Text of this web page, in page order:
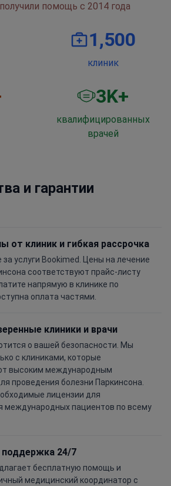
помощь с 2014 года
1,500
клиник
3K+
квалифицированных
врачей
и гарантии
от клиник и гибкая рассрочка
за услуги Bookimed. Цены на лечение
соответствуют прайс-листу
напрямую в клинике по
оплата частями.
клиники и врачи
о вашей безопасности. Мы
с клиниками, которые
высоким международным
проведения болезни Паркинсона.
лицензии для
международных пациентов по всему
поддержка 24/7
бесплатную помощь и
медицинский координатор с